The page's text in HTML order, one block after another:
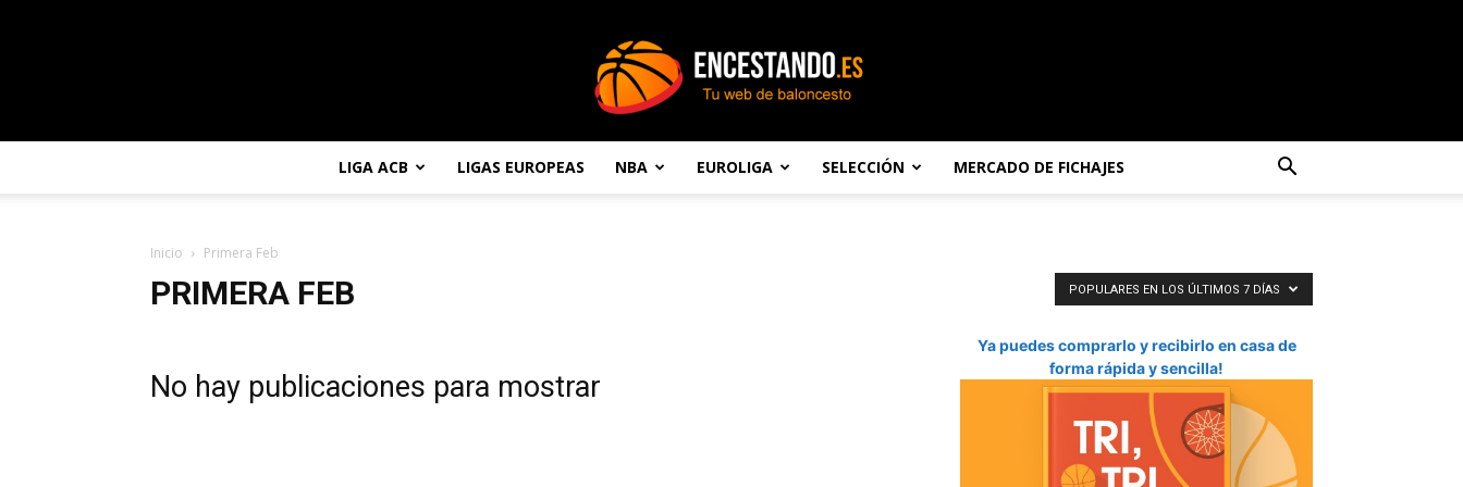
LIGA ACB LIGAS EUROPEAS NBA EUROLIGA SELECCIÓN MERCADO DE FICHAJES
Inicio Primera Feb
PRIMERA FEB POPULARES EN LOS ÚLTIMOS 7 DÍAS
No hay publicaciones para mostrar
Ya puedes comprarlo y recibirlo en casa de
forma rápida y sencilla!